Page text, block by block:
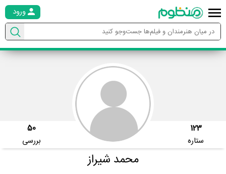
ورود
123
ستاره
50
بررسی
محمد شیراز